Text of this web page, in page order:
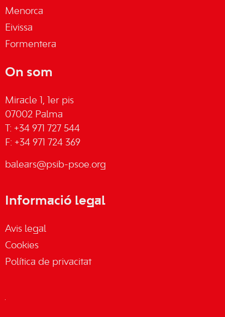
Menorca
Eivissa
Formentera
On som
Miracle 1, 1er pis
07002 Palma
T: +34 971 727 544
F: +34 971 724 369
balears@psib-psoe.org
Informació legal
Avis legal
Cookies
Política de privacitat